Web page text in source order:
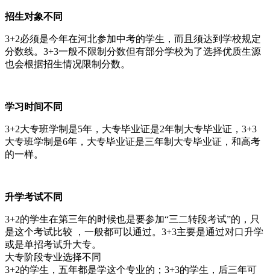
招生对象不同
3+2必须是今年在河北参加中考的学生，而且须达到学校规定
分数线。3+3一般不限制分数但有部分学校为了选择优质生源
也会根据招生情况限制分数。
学习时间不同
3+2大专班学制是5年，大专毕业证是2年制大专毕业证，3+3
大专班学制是6年，大专毕业证是三年制大专毕业证，和高考
的一样。
升学考试不同
3+2的学生在第三年的时候也是要参加“三二转段考试”的，只
是这个考试比较 ，一般都可以通过。3+3主要是通过对口升学
或是单招考试升大专。
大专阶段专业选择不同
3+2的学生，五年都是学这个专业的；3+3的学生，后三年可